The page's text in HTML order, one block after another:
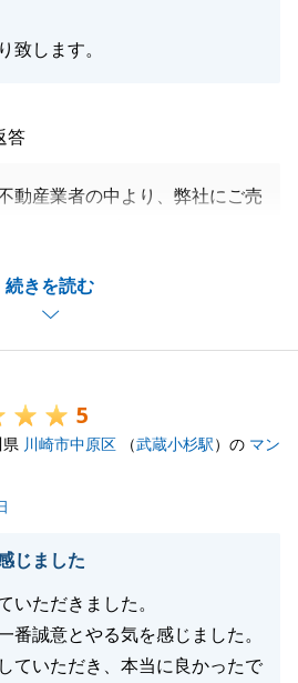
致します。
続きを読む
答
動産業者の中より、弊社にご売
間となり誠に恐縮でございまし
へのご対応など柔軟にご対応く
して、何かご不便等はございま
がございましたら、些細なこと
お気軽にご連絡くださいませ。
閉じる
5
川崎市中原区 （武蔵小杉駅）の マン
じました
いただきました。
番誠意とやる気を感じました。
ていただき、本当に良かったで